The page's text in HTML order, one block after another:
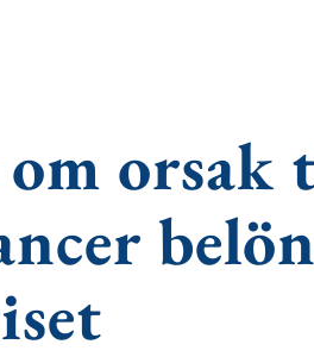
orsak